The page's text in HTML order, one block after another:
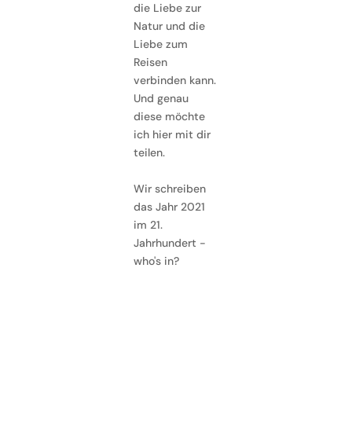
die Liebe zur
Natur und die
Liebe zum
Reisen
verbinden kann.
Und genau
diese möchte
ich hier mit dir
teilen.
Wir schreiben
das Jahr 2021
im 21.
Jahrhundert -
who's in?